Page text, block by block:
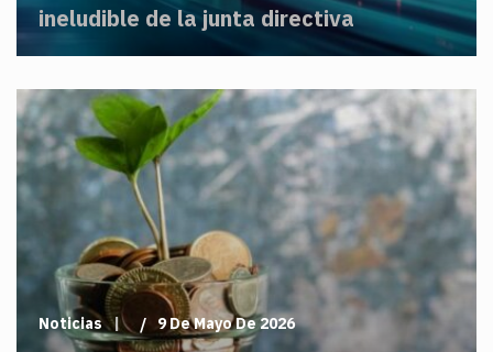
ineludible de la junta directiva
Noticias 9 De Mayo De 2026